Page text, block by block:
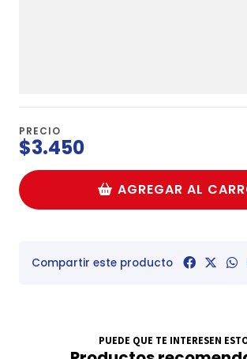
PRECIO
$3.450
AGREGAR AL
Compartir este producto
PUEDE QUE TE INTERESEN